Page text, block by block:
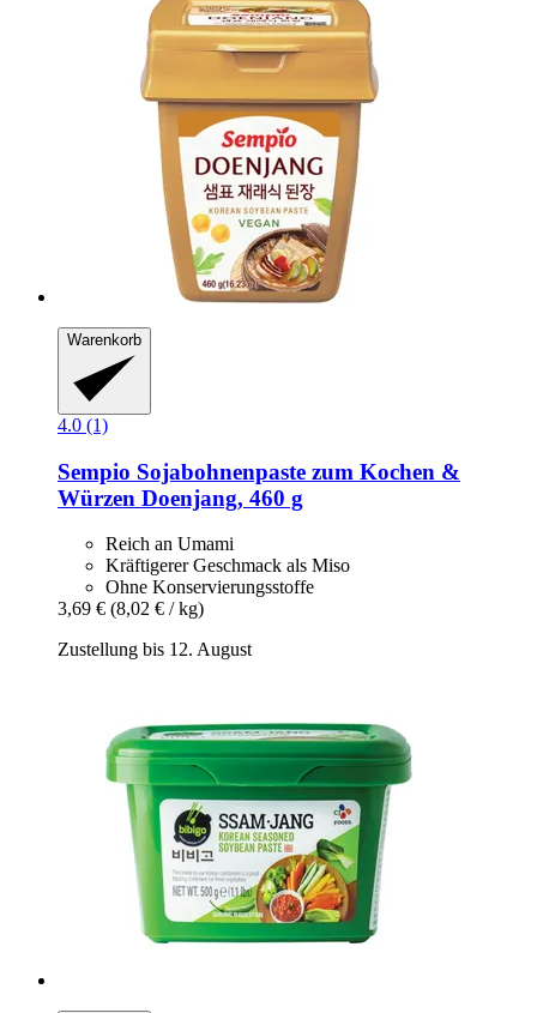
Warenkorb
4.0 (1)
Sempio Sojabohnenpaste zum Kochen &
Würzen Doenjang, 460 g
Reich an Umami
Kräftigerer Geschmack als Miso
Ohne Konservierungsstoffe
3,69 € (8,02 € / kg)
Zustellung bis 12. August